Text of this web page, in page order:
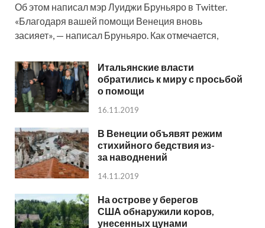
Об этом написал мэр Луиджи Бруньяро в Twitter.
«Благодаря вашей помощи Венеция вновь
засияет», — написал Бруньяро. Как отмечается,
Итальянские власти
обратились к миру с просьбой
о помощи
16.11.2019
В Венеции объявят режим
стихийного бедствия из-
за наводнений
14.11.2019
На острове у берегов
США обнаружили коров,
унесенных цунами